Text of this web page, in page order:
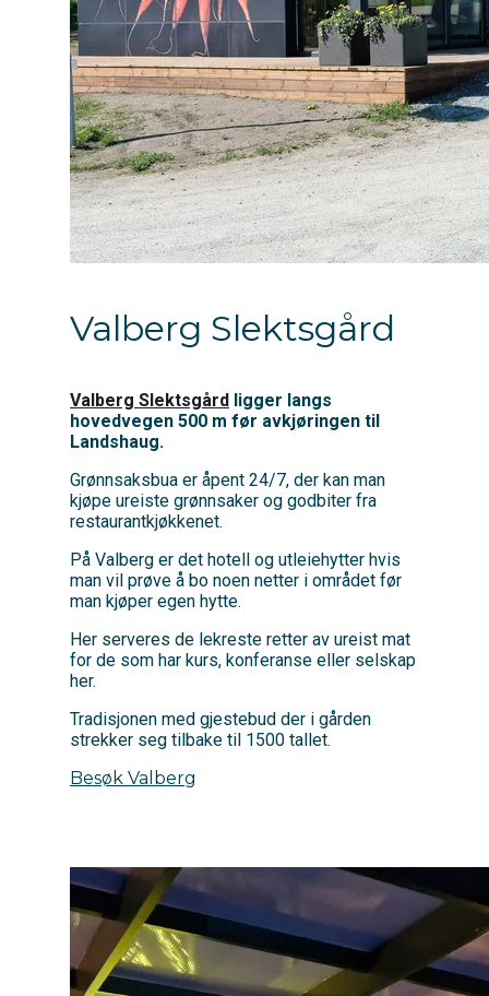
Valberg Slektsgård
Valber g Slektsgård ligger langs
hovedvegen 500 m før avkjøringen til
Landshaug.
Grønnsaksbua er åpent 24/7, der kan man
kjøpe ureiste grønnsaker og godbiter fra
restaurantkjøkkenet.
På Valberg er det hotell og utleiehytter hvis
man vil prøve å bo noen netter i området før
man kjøper egen hytte.
Her serveres de lekreste retter av ureist mat
for de som har kurs, konferanse eller selskap
her.
Tradisjonen med gjestebud der i gården
strekker seg tilbake til 1500 tallet.
Besøk Valberg